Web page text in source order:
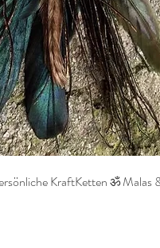
KraftKetten ॐ Malas